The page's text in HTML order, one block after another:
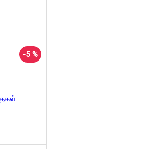
-5 %